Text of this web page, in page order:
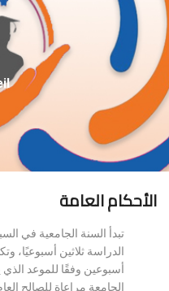
الأحكام العامة
تبدأ السنة الجامعية في
الدراسة ثلاثين أسبوعيًا،
أسبوعين وفقًا للموعد
الجامعة مراعاة للصالح